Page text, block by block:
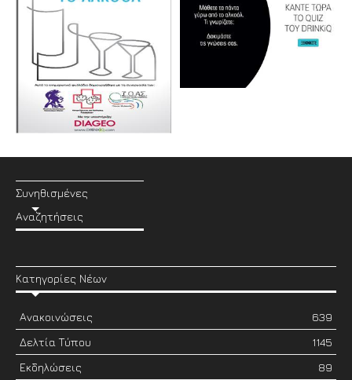
Συνηθισμένες
Αναζητήσεις
Κατηγορίες Νέων
Ανακοινώσεις
639
Δελτία Τύπου
1145
Εκδηλώσεις
89